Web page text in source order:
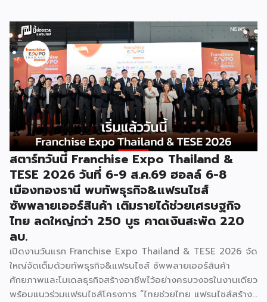
2026 ให้แก่ผู้ประกอบธุรกิจแฟรนไชส์ที่อยู่ในการส่งเสริมสนับสนุน
ของกรมฯ นายพูนพงษ์ นัยนาภากรณ์ อธิบดีกรมพัฒนาธุรกิจ
การค้า กระทรวงพาณิชย์ เปิดเผยภายหลังเป็นประธานเปิดงาน
“งานแฟรนไชส์ เอ็กซ์โป ไทยแลนด์ บาย สมาร์ท เอสเอ็มอี เอ็กซ์
โป (Franchise Expo Thailand by Smart SME Expo)” ซึ่ง
เป็นงานแสดงธุรกิจแฟรนไชส์ชั้นนำที่จัดขึ้นโดย บริษัท พีเอ็มจี
คอร์ปอเรชัน จำกัด เพื่อยกระดับศักยภาพของผู้ประกอบการและ
เจ้าของธุรกิจที่ต้องการขยายกิจการผ่านระบบแฟรนไชส์ […]
สตาร์ทวันนี้ Franchise Expo Thailand &
TESE 2026 วันที่ 6-9 ส.ค.69 ฮอลล์ 6-8
เมืองทองธานี พบทัพธุรกิจ&แฟรนไชส์
ซัพพลายเออร์สินค้า เติมรายได้ช่วยเศรษฐกิจ
ไทย ลดใหญ่กว่า 250 บูธ คาดเงินสะพัด 220
ลบ.
เปิดงานวันแรก Franchise Expo Thailand & TESE 2026 จัด
ใหญ่จัดเต็มด้วยทัพธุรกิจ&แฟรนไชส์ ซัพพลายเออร์สินค้า
ศักยภาพและโมเดลธุรกิจสร้างอาชีพไว้อย่างครบวงจรในงานเดียว
พร้อมแนวร่วมแฟรนไชส์โครงการ “ไทยช่วยไทย แฟรนไชส์สร้าง